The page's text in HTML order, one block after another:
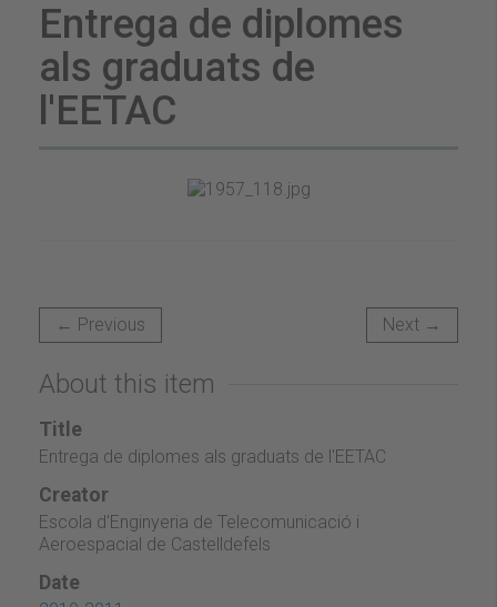
Entrega de diplomes
als graduats de
l'EETAC
← Previous Next →
About this item
Title
Entrega de diplomes als graduats de l'EETAC
Creator
Escola d'Enginyeria de Telecomunicació i
Aeroespacial de Castelldefels
Date